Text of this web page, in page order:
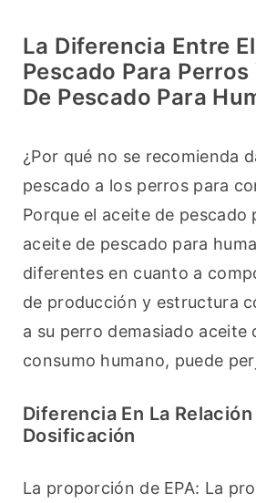
La Diferencia Entre
Pescado Para
De Pescado Para
¿Por qué no se recomienda
pescado a los perros para
Porque el aceite de pescado
aceite de pescado para
diferentes en cuanto a
de producción y estructura
a su perro demasiado aceite
consumo humano, puede
Diferencia En La Relación
Dosificación
La proporción de EPA: La